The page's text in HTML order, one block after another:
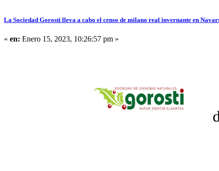
La Sociedad Gorosti lleva a cabo el censo de milano real invernante en
« en: Enero 15, 2023, 10:26:57 pm »